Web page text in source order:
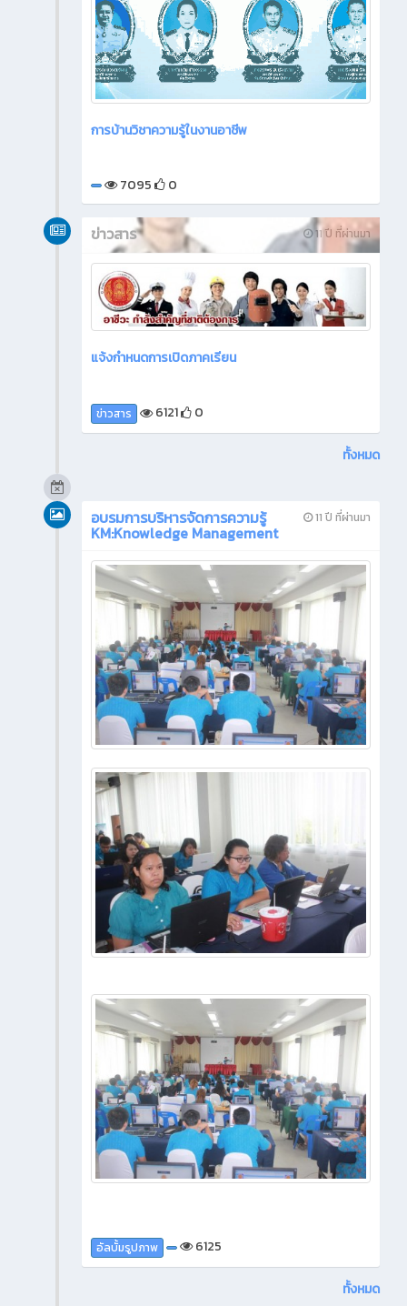
การบ้านวิชาความรู้ในงานอาชีพ
7095 0
11 ปี ที่ผ่านมา
ข่าวสาร
แจ้งกำหนดการเปิดภาคเรียน
ข่าวสาร 6121 0
ทั้งหมด
11 ปี ที่ผ่านมา
อบรมการบริหารจัดการความรู้
KM:Knowledge Management
อัลบั้มรูปภาพ 6125
ทั้งหมด